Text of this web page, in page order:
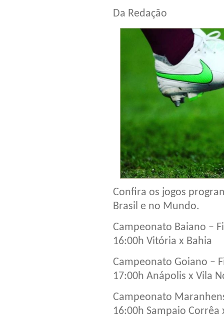
Da Redação
Confira os jogos
Brasil e no Mundo.
Campeonato Baiano –
16:00h Vitória x Bahia
Campeonato Goiano –
17:00h Anápolis x Vila
Campeonato
16:00h Sampaio Corrêa